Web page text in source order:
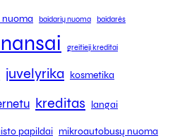
baidarių nuoma baidarės
greitieji kreditai
juvelyrika kosmetika
kreditas langai
papildai mikroautobusų nuoma